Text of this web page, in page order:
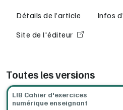
natures (récit, fable, texte
Pour un enseignement efficace
français au CM2
pratique les stratégies
Des exercices de
vocabulaire en lien
d’identité » de mots à
Détails de l’article
Infos
Site de l'éditeur
Toutes les versions
LIB Cahier d'exercices
numérique enseignant